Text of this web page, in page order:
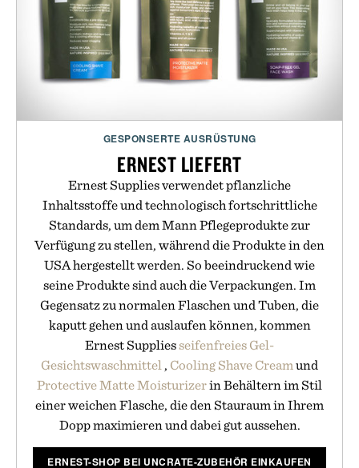
GESPONSERTE AUSRÜSTUNG
ERNEST LIEFERT
Ernest Supplies verwendet pflanzliche
Inhaltsstoffe und technologisch fortschrittliche
Standards, um dem Mann Pflegeprodukte zur
Verfügung zu stellen, während die Produkte in den
USA hergestellt werden. So beeindruckend wie
seine Produkte sind auch die Verpackungen. Im
Gegensatz zu normalen Flaschen und Tuben, die
kaputt gehen und auslaufen können, kommen
Ernest Suppliesseifenfreies Gel-
Gesichtswaschmittel , Cooling Shave Creamund
Protective Matte Moisturizerin Behältern im Stil
einer weichen Flasche, die den Stauraum in Ihrem
Dopp maximieren und dabei gut aussehen.
ERNEST-SHOP BEI UNCRATE-ZUBEHÖR EINKAUFEN